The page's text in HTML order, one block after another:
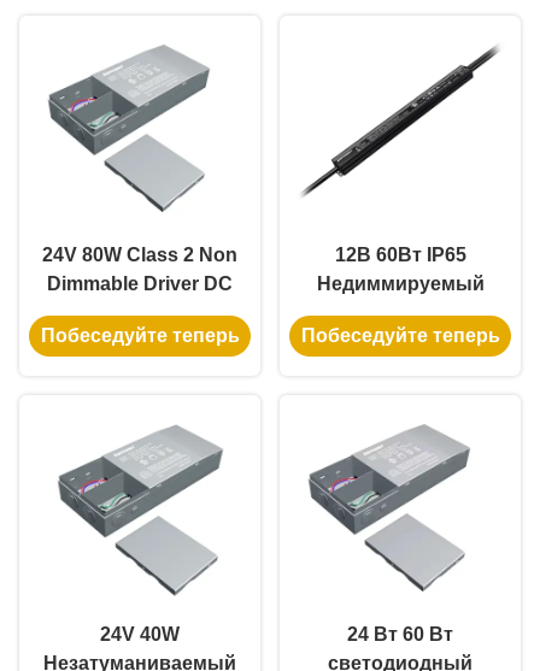
24V 80W Class 2 Non
Dimmable Driver DC
LED Driver с защитой
OCP ETL CE
Побеседуйте теперь
12В 60Вт IP65
Недиммируемый
светодиодный
драйвер с
светодиодных лент
Побеседуйте теперь
24V 40W
Незатуманиваемый
24 Вт 60 Вт
светодиодный